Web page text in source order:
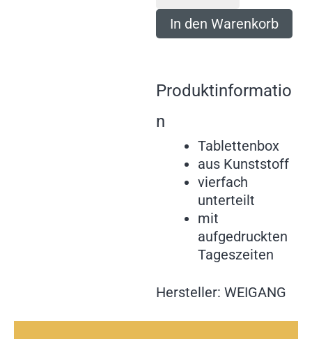
In den Warenkorb
Produktinformatio
n
Tablettenbox
aus Kunststoff
vierfach
unterteilt
mit
aufgedruckten
Tageszeiten
Hersteller: WEIGANG